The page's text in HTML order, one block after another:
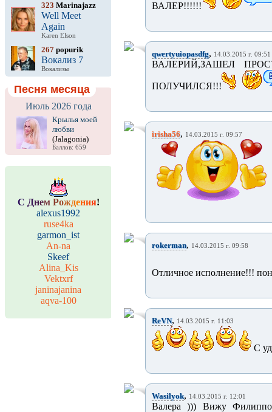
323 Marinajazz
Well Meet
Again
Karen Elson
267 popurik
Вокализ 7
Вокализы
Песня месяца
Июль 2026 года
Крылья моей
любви
(Jalagonia)
Баллов: 659
С Днем Рождения!
alexus1992
ruse4ka
garmon_ist
An-na
Skeef
Alina_Kis
Vektxrf
janinajanina
aqva-100
ВАЛЕР!!!!!!
qwertyuiopasdfg, 14.03.2015 г. 09:51
ВАЛЕРИЙ,ЗАШЕЛ
ПОЛУЧИЛСЯ!!!
irisha56, 14.03.2015 г. 09:57
rokerman, 14.03.2015 г. 09:58
Отличное исполнение!!!
ReVN, 14.03.2015 г. 11:03
С
Wasilyok, 14.03.2015 г. 12:01
Валера ))) Вижу